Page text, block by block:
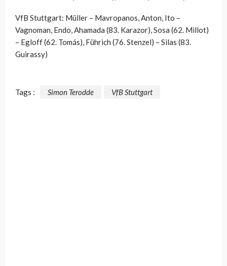
VfB Stuttgart: Müller – Mavropanos, Anton, Ito –
Vagnoman, Endo, Ahamada (83. Karazor), Sosa (62. Millot)
– Egloff (62. Tomás), Führich (76. Stenzel) – Silas (83.
Guirassy)
Tags : Simon Terodde VfB Stuttgart